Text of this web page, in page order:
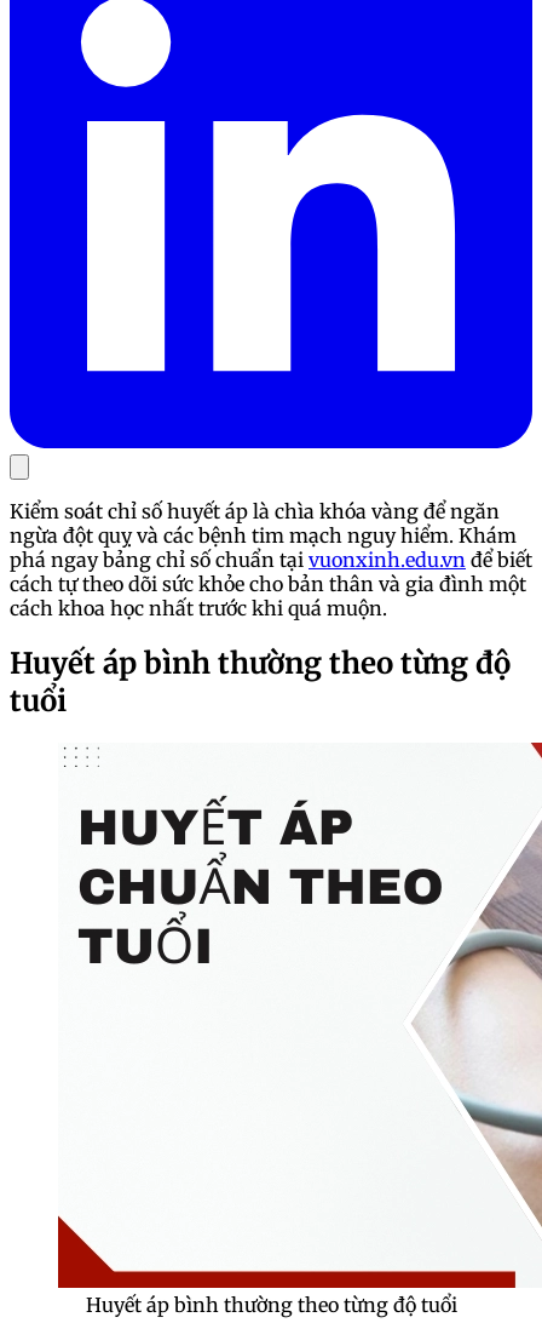
Kiểm soát chỉ số huyết áp là chìa khóa vàng để ngăn
ngừa đột quỵ và các bệnh tim mạch nguy hiểm. Khám
phá ngay bảng chỉ số chuẩn tại vuonxinh.edu.vn để biết
cách tự theo dõi sức khỏe cho bản thân và gia đình một
cách khoa học nhất trước khi quá muộn.
Huyết áp bình thường theo từng độ
tuổi
Huyết áp bình thường theo từng độ tuổi